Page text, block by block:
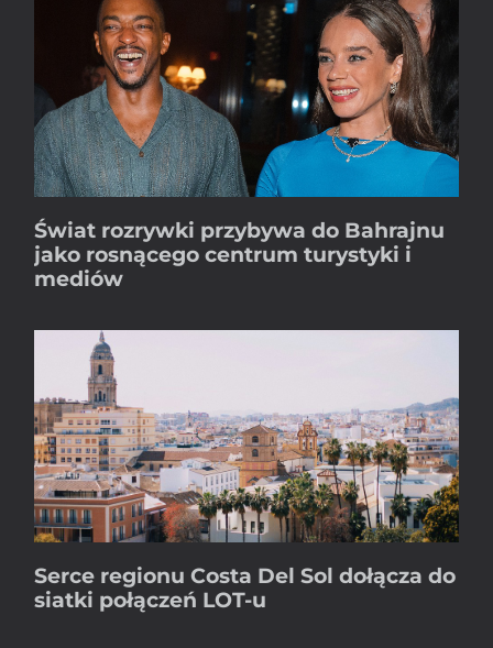
Świat rozrywki przybywa do Bahrajnu
jako rosnącego centrum turystyki i
mediów
Serce regionu Costa Del Sol dołącza do
siatki połączeń LOT-u